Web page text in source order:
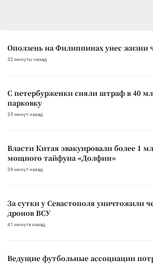
Оползень на Филиппинах унес жизни
32 минуты назад
С петербурженки сняли штраф в 40
парковку
35 минут назад
Власти Китая эвакуировали более 1
мощного тайфуна «Долфин»
39 минут назад
За сутки у Севастополя уничтожили
дронов ВСУ
41 минута назад
Ведущие футбольные ассоциации